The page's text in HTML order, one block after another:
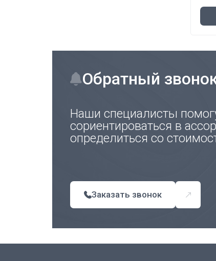
Обратный
Наши специалисты
сориентироваться в
определиться со
Заказать звонок